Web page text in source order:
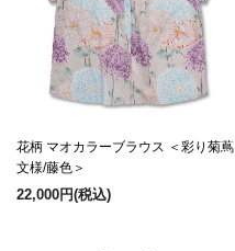
花柄 マオカラーブラウス ＜彩り菊蔦
文様/藤色＞
22,000円(税込)